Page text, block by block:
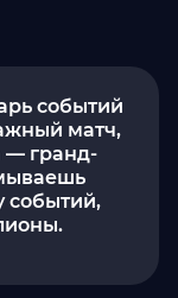
событий
матч,
— гранд-
событий,